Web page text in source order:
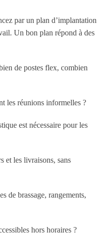
par un plan d’implantation
Un bon plan répond à des
de postes flex, combien
les réunions informelles ?
est nécessaire pour les
et les livraisons, sans
de brassage, rangements,
hors horaires ?